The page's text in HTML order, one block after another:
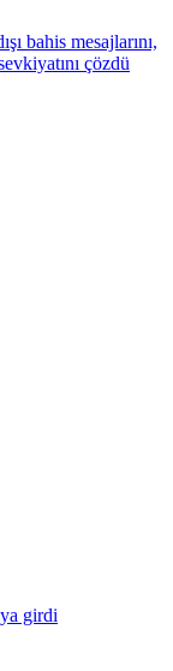
bahis mesajlarını,
çözdü
girdi